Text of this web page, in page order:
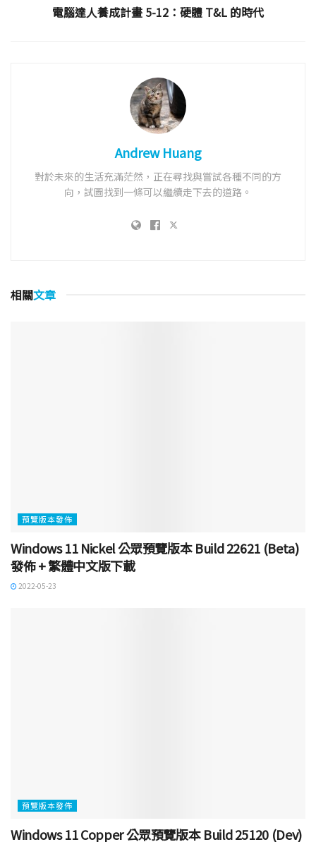
電腦達人養成計畫 5-12：硬體 T&L 的時代
Andrew Huang
對於未來的生活充滿茫然，正在尋找與嘗試各種不同的方
向，試圖找到一條可以繼續走下去的道路。
相關文章
預覽版本發佈
Windows 11 Nickel 公眾預覽版本 Build 22621 (Beta)
發佈 + 繁體中文版下載
2022-05-23
預覽版本發佈
Windows 11 Copper 公眾預覽版本 Build 25120 (Dev)